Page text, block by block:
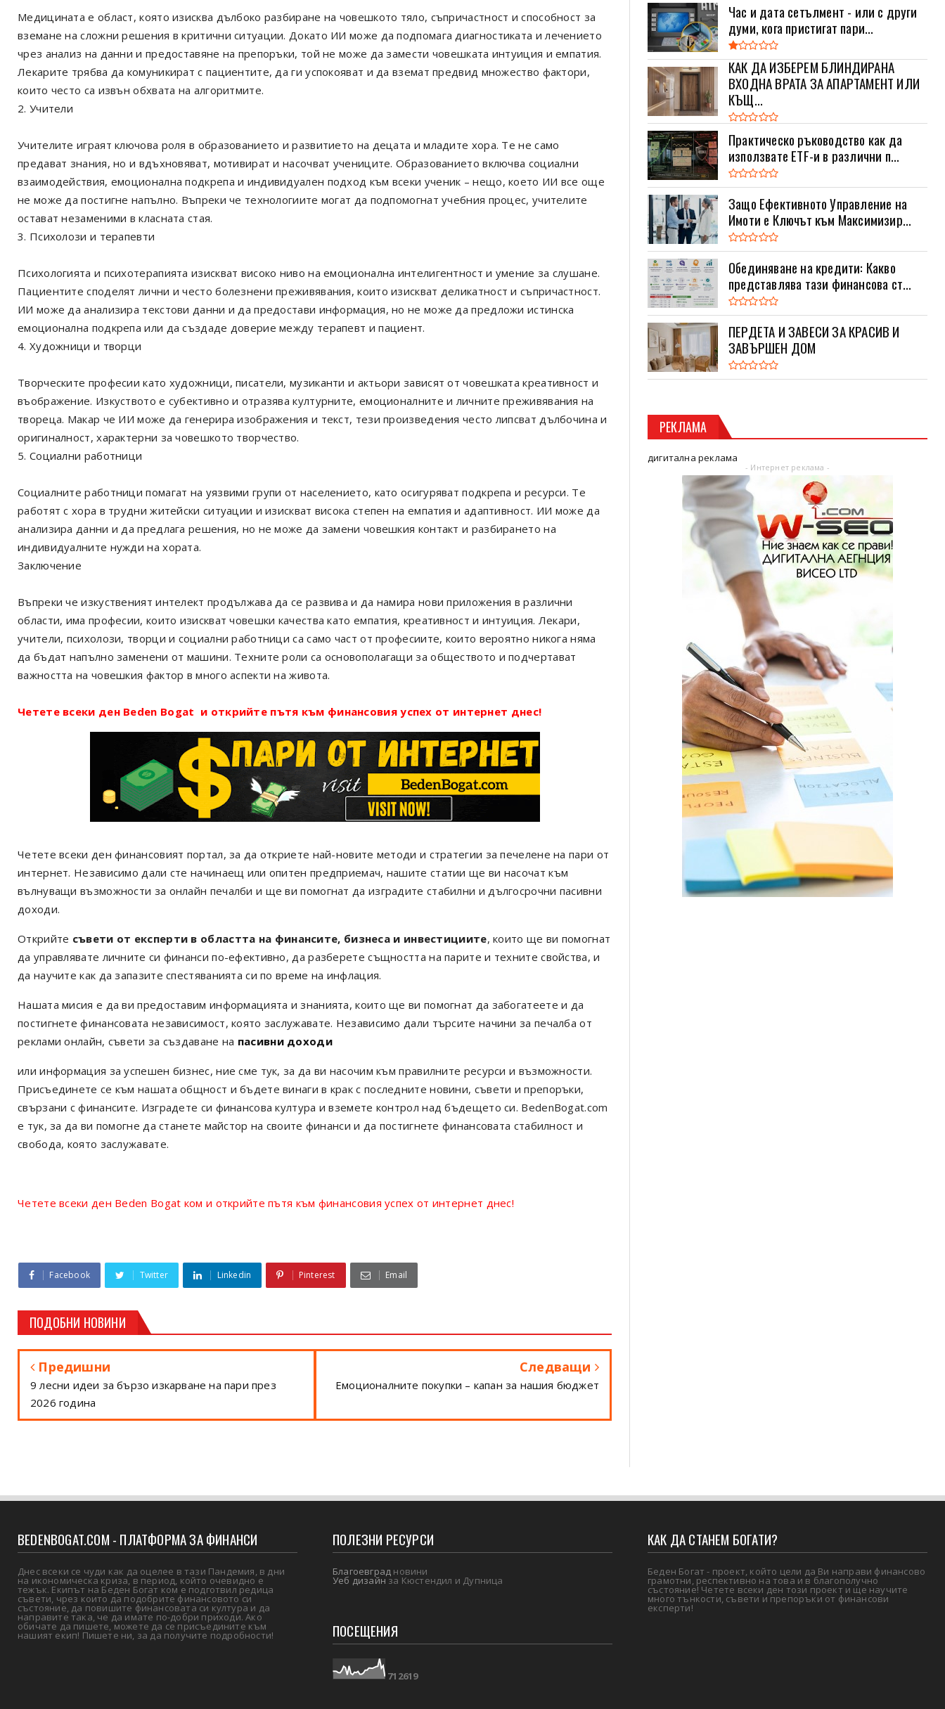
Медицината е област, която изисква дълбоко разбиране на човешкото тяло, съпричастност и способност за
вземане на сложни решения в критични ситуации. Докато ИИ може да подпомага диагностиката и лечението
чрез анализ на данни и предоставяне на препоръки, той не може да замести човешката интуиция и емпатия.
Лекарите трябва да комуникират с пациентите, да ги успокояват и да вземат предвид множество фактори,
които често са извън обхвата на алгоритмите.
2. Учители
Учителите играят ключова роля в образованието и развитието на децата и младите хора. Те не само
предават знания, но и вдъхновяват, мотивират и насочват учениците. Образованието включва социални
взаимодействия, емоционална подкрепа и индивидуален подход към всеки ученик – нещо, което ИИ все още
не може да постигне напълно. Въпреки че технологиите могат да подпомогнат учебния процес, учителите
остават незаменими в класната стая.
3. Психолози и терапевти
Психологията и психотерапията изискват високо ниво на емоционална интелигентност и умение за слушане.
Пациентите споделят лични и често болезнени преживявания, които изискват деликатност и съпричастност.
ИИ може да анализира текстови данни и да предостави информация, но не може да предложи истинска
емоционална подкрепа или да създаде доверие между терапевт и пациент.
4. Художници и творци
Творческите професии като художници, писатели, музиканти и актьори зависят от човешката креативност и
въображение. Изкуството е субективно и отразява културните, емоционалните и личните преживявания на
твореца. Макар че ИИ може да генерира изображения и текст, тези произведения често липсват дълбочина и
оригиналност, характерни за човешкото творчество.
5. Социални работници
Социалните работници помагат на уязвими групи от населението, като осигуряват подкрепа и ресурси. Те
работят с хора в трудни житейски ситуации и изискват висока степен на емпатия и адаптивност. ИИ може да
анализира данни и да предлага решения, но не може да замени човешкия контакт и разбирането на
индивидуалните нужди на хората.
Заключение
Въпреки че изкуственият интелект продължава да се развива и да намира нови приложения в различни
области, има професии, които изискват човешки качества като емпатия, креативност и интуиция. Лекари,
учители, психолози, творци и социални работници са само част от професиите, които вероятно никога няма
да бъдат напълно заменени от машини. Техните роли са основополагащи за обществото и подчертават
важността на човешкия фактор в много аспекти на живота.
Четете всеки ден Beden Bogat и открийте пътя към финансовия успех от интернет днес!
Четете всеки ден финансовият портал, за да откриете най-новите методи и стратегии за печелене на пари от
интернет. Независимо дали сте начинаещ или опитен предприемач, нашите статии ще ви насочат към
вълнуващи възможности за онлайн печалби и ще ви помогнат да изградите стабилни и дългосрочни пасивни
доходи.
Открийте съвети от експерти в областта на финансите, бизнеса и инвестициите, които ще ви помогнат
да управлявате личните си финанси по-ефективно, да разберете същността на парите и техните свойства, и
да научите как да запазите спестяванията си по време на инфлация.
Нашата мисия е да ви предоставим информацията и знанията, които ще ви помогнат да забогатеете и да
постигнете финансовата независимост, която заслужавате. Независимо дали търсите начини за печалба от
реклами онлайн, съвети за създаване на пасивни доходи
или информация за успешен бизнес, ние сме тук, за да ви насочим към правилните ресурси и възможности.
Присъединете се към нашата общност и бъдете винаги в крак с последните новини, съвети и препоръки,
свързани с финансите. Изградете си финансова култура и вземете контрол над бъдещето си. BedenBogat.com
е тук, за да ви помогне да станете майстор на своите финанси и да постигнете финансовата стабилност и
свобода, която заслужавате.
Четете всеки ден Beden Bogat ком и открийте пътя към финансовия успех от интернет днес!
Facebook Twitter Linkedin Pinterest Email
ПОДОБНИ НОВИНИ
Предишни
9 лесни идеи за бързо изкарване на пари през
2026 година
Следващи
Емоционалните покупки – капан за нашия бюджет
Час и дата сетълмент - или с други
думи, кога пристигат пари...
КАК ДА ИЗБЕРЕМ БЛИНДИРАНА
ВХОДНА ВРАТА ЗА АПАРТАМЕНТ ИЛИ
КЪЩ...
Практическо ръководство как да
използвате ETF-и в различни п...
Защо Ефективното Управление на
Имоти е Ключът към Максимизир...
Обединяване на кредити: Какво
представлява тази финансова ст...
ПЕРДЕТА И ЗАВЕСИ ЗА КРАСИВ И
ЗАВЪРШЕН ДОМ
РЕКЛАМА
дигитална реклама
- Интернет реклама -
BEDENBOGAT.COM - ПЛАТФОРМА ЗА ФИНАНСИ
Днес всеки се чуди как да оцелее в тази Пандемия, в дни
на икономическа криза, в период, който очевидно е
тежък. Екипът на Беден Богат ком е подготвил редица
съвети, чрез които да подобрите финансовото си
състояние, да повишите финансовата си култура и да
направите така, че да имате по-добри приходи. Ако
обичате да пишете, можете да се присъедините към
нашият екип! Пишете ни, за да получите подробности!
ПОЛЕЗНИ РЕСУРСИ
Благоевград новини
Уеб дизайнза Кюстендил и Дупница
ПОСЕЩЕНИЯ
71 2619
КАК ДА СТАНЕМ БОГАТИ?
Беден Богат - проект, който цели да Ви направи финансово
грамотни, респективно на това и в благополучно
състояние! Четете всеки ден този проект и ще научите
много тънкости, съвети и препоръки от финансови
експерти!